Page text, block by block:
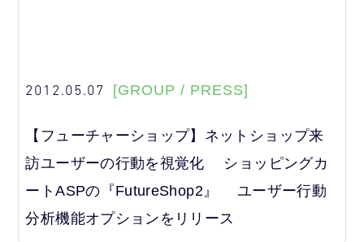
2012.05.07 [GROUP / PRESS]
【フューチャーショップ】ネットショップ来
訪ユーザーの行動を視覚化 ショッピングカ
ートASPの『FutureShop2』 ユーザー行動
分析機能オプションをリリース